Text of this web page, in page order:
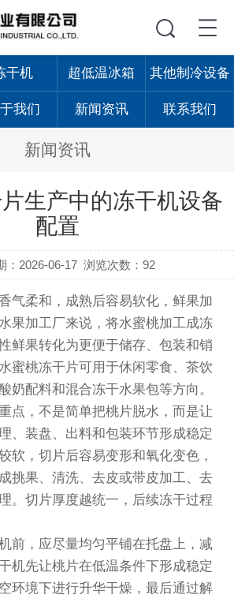
干机 超低温冰箱 其他制冷设备
我们 新闻资讯 联系我们
新闻资讯
生产中的冻干机设备
配置
：2026-06-17 浏览次数：92
气柔和，成熟后容易软化，鲜果加
果加工厂来说，将水蜜桃加工成冻
鲜果转化为更便于储存、包装和销
蜜桃冻干片可用于休闲零食、茶饮
奶配料和混合冻干水果包等方向。
点，不是简单把桃片脱水，而是让
、装盘、出料和包装环节形成稳定
软，切片后容易变形和氧化变色，
挑果、清洗、去皮或带皮加工、去
。切片厚度越统一，后续冻干过程
前，应尽量均匀平铺在托盘上，减
机先让桃片在低温条件下形成稳定
环境下进行升华干燥，最后通过解